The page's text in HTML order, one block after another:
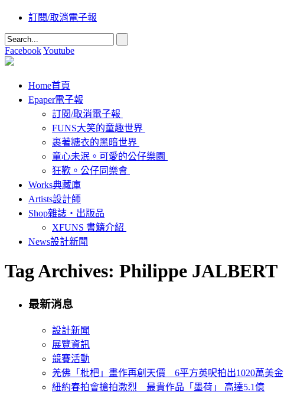
訂閱/取消電子報
FacebookYoutube
Home首頁
Epaper電子報
訂閱/取消電子報
FUNS大笑的童趣世界
裹著糖衣的黑暗世界
童心未泯。可愛的公仔樂園
狂歡。公仔同樂會
Works典藏庫
Artists設計師
Shop雜誌‧出版品
XFUNS 書籍介紹
News設計新聞
Tag Archives: Philippe JALBERT
最新消息
設計新聞
展覽資訊
競賽活動
羌佛「枇杷」畫作再創天價 6平方英呎拍出1020萬美金
紐約春拍會搶拍激烈 最貴作品「墨荷」 高達5.1億